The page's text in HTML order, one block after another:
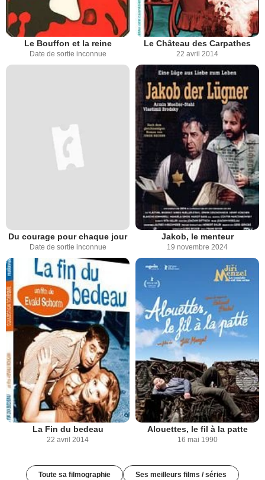
Le Bouffon et la reine
Date de sortie inconnue
Le Château des Carpathes
22 avril 2014
Du courage pour chaque jour
Date de sortie inconnue
Jakob, le menteur
19 novembre 2024
La Fin du bedeau
22 avril 2014
Alouettes, le fil à la patte
16 mai 1990
Toute sa filmographie Ses meilleurs films / séries